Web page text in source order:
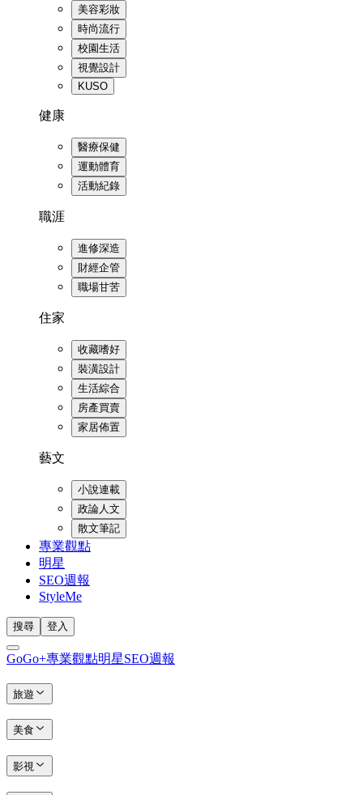
美容彩妝
時尚流行
校園生活
視覺設計
KUSO
健康
醫療保健
運動體育
活動紀錄
職涯
進修深造
財經企管
職場甘苦
住家
收藏嗜好
裝潢設計
生活綜合
房產買賣
家居佈置
藝文
小說連載
政論人文
散文筆記
專業觀點
明星
SEO週報
StyleMe
搜尋 登入
GoGo+專業觀點明星SEO週報
旅遊
美食
影視